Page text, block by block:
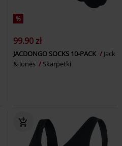
%
99.90 zł
JACDONGO SOCKS 10-PACK
Jack
& Jones
Skarpetki